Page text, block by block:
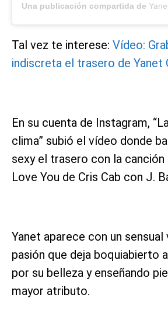
Una publicación compartida de
Tal vez te interese: Vídeo:
indiscreta el trasero de Yanet
En su cuenta de Instagram,
clima” subió el vídeo donde
sexy el trasero con la canción
Love You de Cris Cab con J.
Yanet aparece con un
pasión que deja boquiabierto
por su belleza y enseñando
mayor atributo.